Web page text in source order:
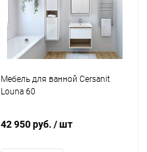
Мебель для ванной Cersanit
Louna 60
42 950 руб. / шт